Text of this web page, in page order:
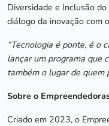
Diversidade e Inclusão
diálogo da inovação com
“Tecnologia é ponte, é o
lançar um programa que
também o lugar de quem
Sobre o
Criado em 2023, o